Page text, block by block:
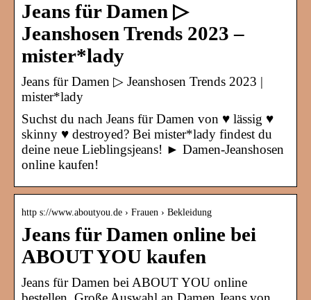
Jeans für Damen ▷
Jeanshosen Trends 2023 –
mister*lady
Jeans für Damen ▷ Jeanshosen Trends 2023 |
mister*lady
Suchst du nach Jeans für Damen von ♥ lässig ♥
skinny ♥ destroyed? Bei mister*lady findest du
deine neue Lieblingsjeans! ► Damen-Jeanshosen
online kaufen!
http s://www.aboutyou.de › Frauen › Bekleidung
Jeans für Damen online bei
ABOUT YOU kaufen
Jeans für Damen bei ABOUT YOU online